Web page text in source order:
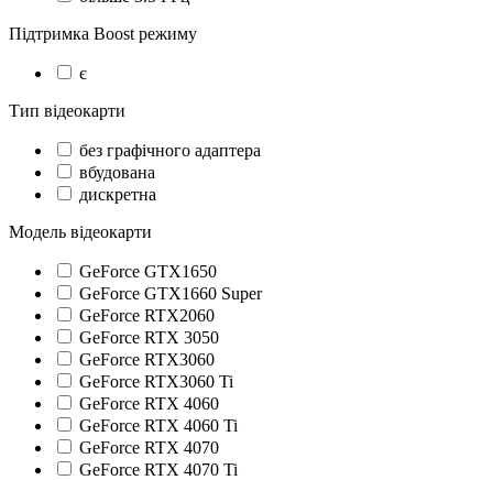
Підтримка Boost режиму
є
Тип відеокарти
без графічного адаптера
вбудована
дискретна
Модель відеокарти
GeForce GTX1650
GeForce GTX1660 Super
GeForce RTX2060
GeForce RTX 3050
GeForce RTX3060
GeForce RTX3060 Ti
GeForce RTX 4060
GeForce RTX 4060 Ti
GeForce RTX 4070
GeForce RTX 4070 Ti